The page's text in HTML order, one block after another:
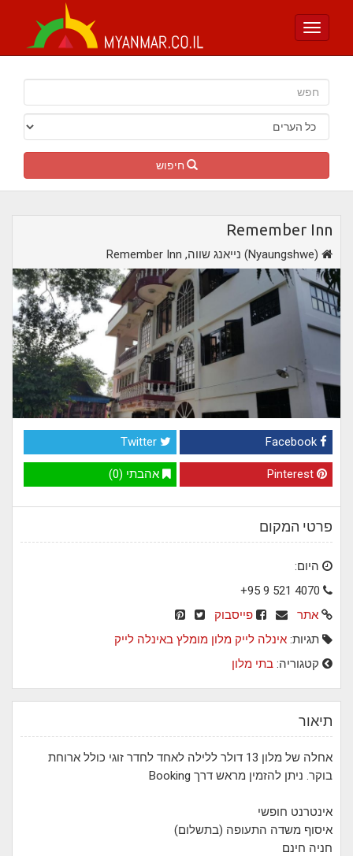
Toggle
חיפוש
Remember Inn
Remember Inn ,נייאנג שווה (Nyaungshwe)
Twitter
אהבתי (0)
פרטי המקום
היום:
+95 9 521 4070
אתר
פייסבוק
תגיות: אינלה לייק מלון מומלץ באינלה לייק
קטגוריה: בתי מלון
תיאור
אחלה של מלון 13 דולר ללילה לאחד לחדר זוגי כולל ארוחת
בוקר. ניתן להזמין מראש דרך Booking
אינטרנט חופשי
איסוף משדה התעופה (בתשלום)
חניה חינם